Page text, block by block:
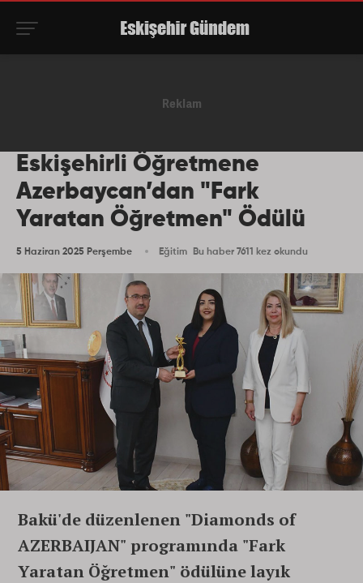
Eskişehirli Öğretmene
Azerbaycan’dan "Fark
Yaratan Öğretmen" Ödülü
5 Haziran 2025 Perşembe Eğitim Bu haber 7611 kez okundu
Bakü'de düzenlenen "Diamonds of
AZERBAIJAN" programında "Fark
Yaratan Öğretmen" ödülüne layık